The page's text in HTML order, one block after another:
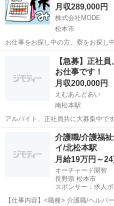
月収289,000円
株式会社MODE
松本市
お仕事をお探し中の方、寮をお探し
フロー✅を入力してからお願いします。 ＜お仕事内容＞ 半導体
をしているところでのお仕事です
その他 未経験
【急募】正社
お仕事です！
月収200,000円
えむあんどあい
南松本駅
アルバイト、正社員共に大募集中で
頑張ってみませんか！？南松本駅 そ
介護職/介護福
イ/北松本駅
月給19万円～24
オーチャード開智
長野県 松本市
スポンサー：求人
【仕事内容】<職種> 介護職/ヘルパ